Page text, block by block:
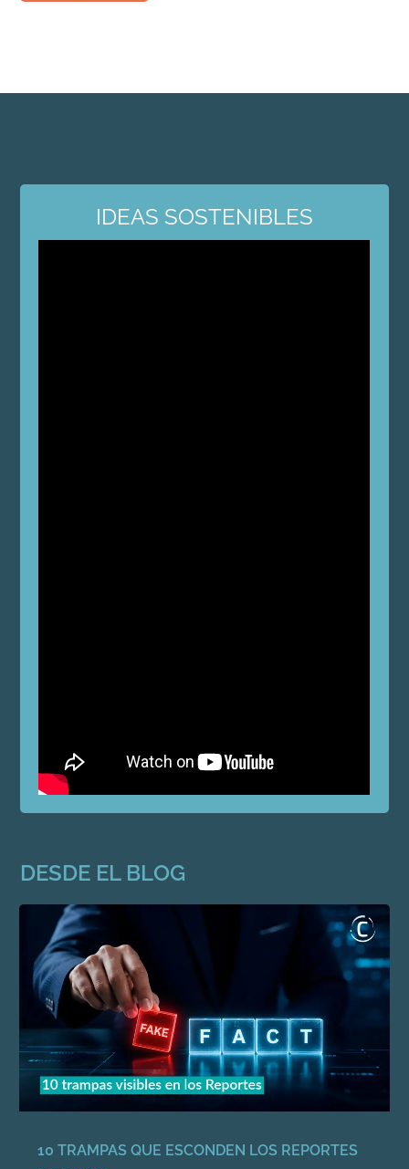
IDEAS SOSTENIBLES
DESDE EL BLOG
10 TRAMPAS QUE ESCONDEN LOS REPORTES